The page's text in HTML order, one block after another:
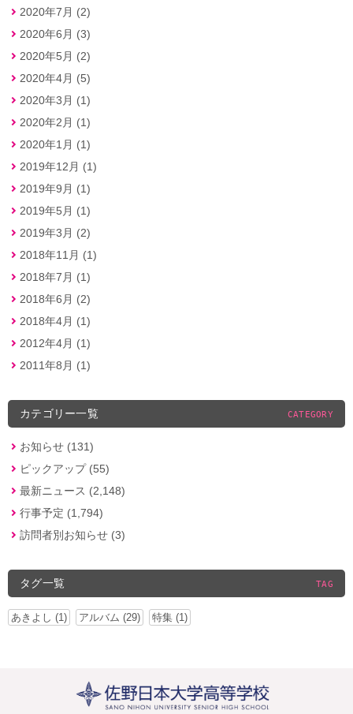
2020年7月 (2)
2020年6月 (3)
2020年5月 (2)
2020年4月 (5)
2020年3月 (1)
2020年2月 (1)
2020年1月 (1)
2019年12月 (1)
2019年9月 (1)
2019年5月 (1)
2019年3月 (2)
2018年11月 (1)
2018年7月 (1)
2018年6月 (2)
2018年4月 (1)
2012年4月 (1)
2011年8月 (1)
カテゴリー一覧 CATEGORY
お知らせ (131)
ピックアップ (55)
最新ニュース (2,148)
行事予定 (1,794)
訪問者別お知らせ (3)
タグ一覧 TAG
あきよし (1) アルバム (29) 特集 (1)